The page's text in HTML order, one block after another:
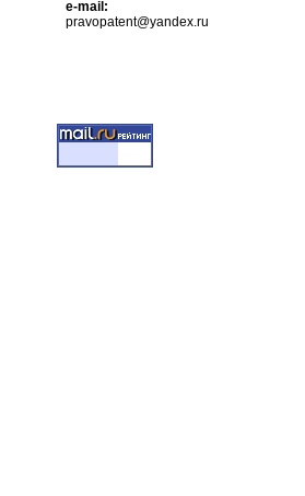
e-mail:
pravopatent@yandex.ru